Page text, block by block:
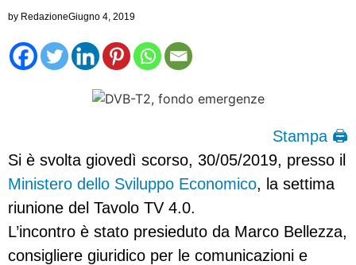
by RedazioneGiugno 4, 2019
Stampa 🖨
Si è svolta giovedì scorso, 30/05/2019, presso il
Ministero dello Sviluppo Economico, la settima
riunione del Tavolo TV 4.0.
L’incontro è stato presieduto da Marco Bellezza,
consigliere giuridico per le comunicazioni e